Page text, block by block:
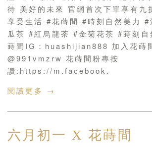
待 美好的未來 官網首次下單享有九
享受生活 #花蒔間 #時刻自然美力 #
瓜茶 #紅烏龍茶 #金菊花茶 #蒔刻自
蒔間IG：huashijian888 加入花蒔
@991vmzrw 花蒔間粉專按
讚:https://m.facebook.
閱讀更多 →
六月初一 X 花蒔間